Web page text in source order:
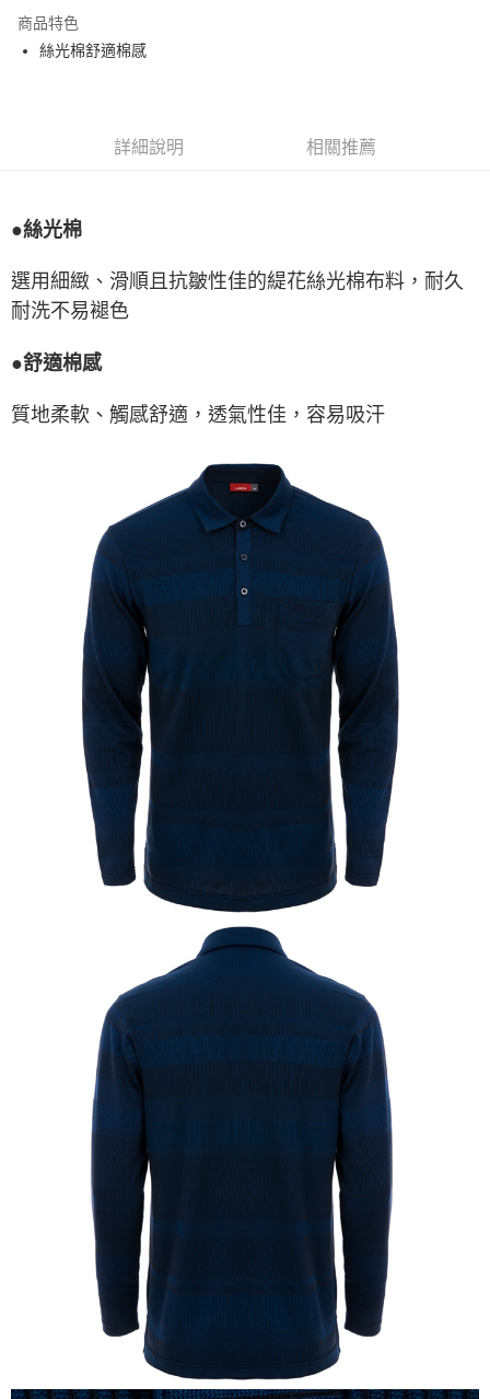
悠遊付
運送方式
每筆NT$80，滿NT$990(含以上)免運費
每筆NT$80，滿NT$699(含以上)免運費
商品特色
絲光棉舒適棉感
詳細說明 相關推薦
●絲光棉
選用細緻、滑順且抗皺性佳的緹花絲光棉布料，耐久
耐洗不易褪色
●舒適棉感
質地柔軟、觸感舒適，透氣性佳，容易吸汗